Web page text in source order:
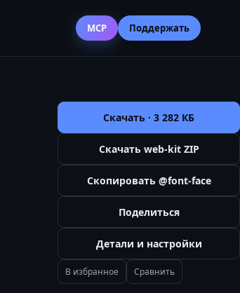
MCP Поддержать
Скачать · 3 282 КБ
Скачать web-kit ZIP
Скопировать @font-face
Поделиться
Детали и настройки
В избранное Сравнить